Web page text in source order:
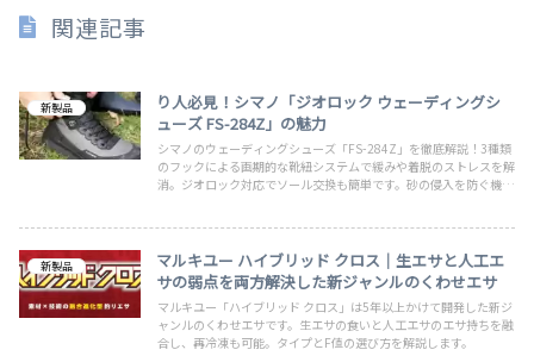
関連記事
新製品
り人必見！シマノ「ジオロック ウェーディングシ
ューズ FS-284Z」の魅力
シマノのウェーディングシューズ「FS-284Z」を徹底解説！3種類
のフックによる画期的な靴紐システムで緩みや着脱のストレスを解
消。ジオロック対応でソール交換も簡単です。砂の侵入を防ぐ機能
新製品
マルキユー ハイブリッド クロス｜生エサと人工エ
サの弱点を両方解決した新ジャンルのくわせエサ
マルキユー「ハイブリッド クロス」は5年以上かけて開発した新ジ
ャンルのくわせエサです。生エサの食いと人工エサのエサ持ちを融
合し、再冷凍も可能。タイプとF値の選び方を解説します。